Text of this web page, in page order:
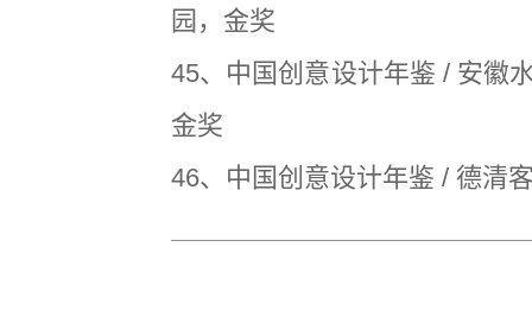
园，金奖
45、中国创意设计年鉴 / 安徽
金奖
46、中国创意设计年鉴 / 德清